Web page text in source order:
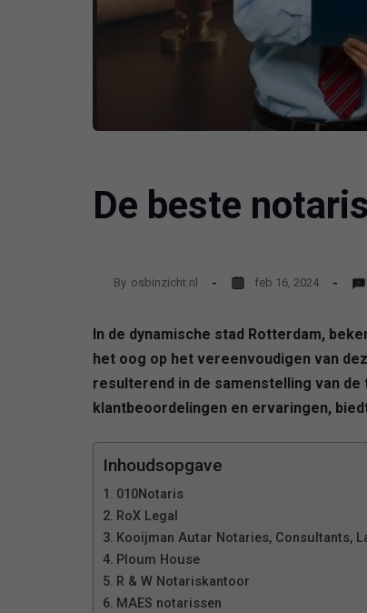
De beste
By osbinzicht.nl feb 16, 2024
In de dynamische stad Rotterdam,
het oog op het vereenvoudigen van
resulterend in de samenstelling van
klantbeoordelingen en ervaringen,
Inhoudsopgave
010Notaris
RoX Legal
Kooijman Autar Notaries, Consultants,
Ploum House
R & W Notariskantoor
MAES notarissen